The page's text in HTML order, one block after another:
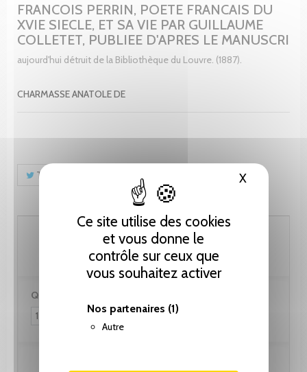
Ce site utilise des cookies
et vous donne le
contrôle sur ceux que
vous souhaitez activer
Nos partenaires (1)
Autre
XMasquer
FRANCOIS PERRIN, POETE FRANCAIS DU
XVIE SIECLE, ET SA VIE PAR GUILLAUME
COLLETET, PUBLIEE D'APRES LE MANUSCRI
aujourd'hui détruit de la Bibliothèque du Louvre. (1887).
CHARMASSE ANATOLE DE
Tweet
56.45 CHF
Quantité :